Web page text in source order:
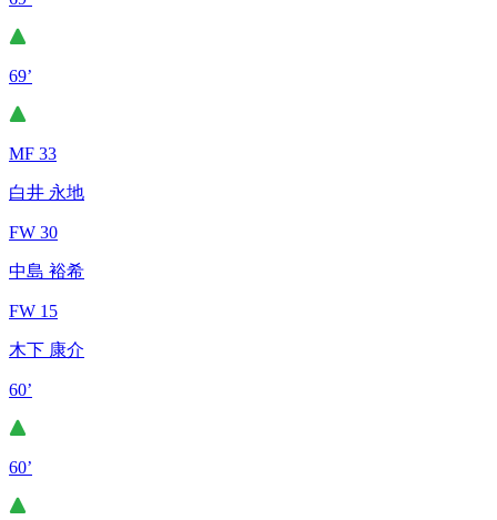
69’
MF 33
白井 永地
FW 30
中島 裕希
FW 15
木下 康介
60’
60’